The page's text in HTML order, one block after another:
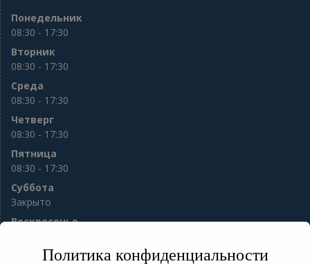
Понедельник
08:30 - 17:30
Вторник
08:30 - 17:30
Среда
08:30 - 17:30
Четверг
08:30 - 17:30
Пятница
08:30 - 17:30
Суббота
Закрыто
Воскресенье
Политика конфиденциальности